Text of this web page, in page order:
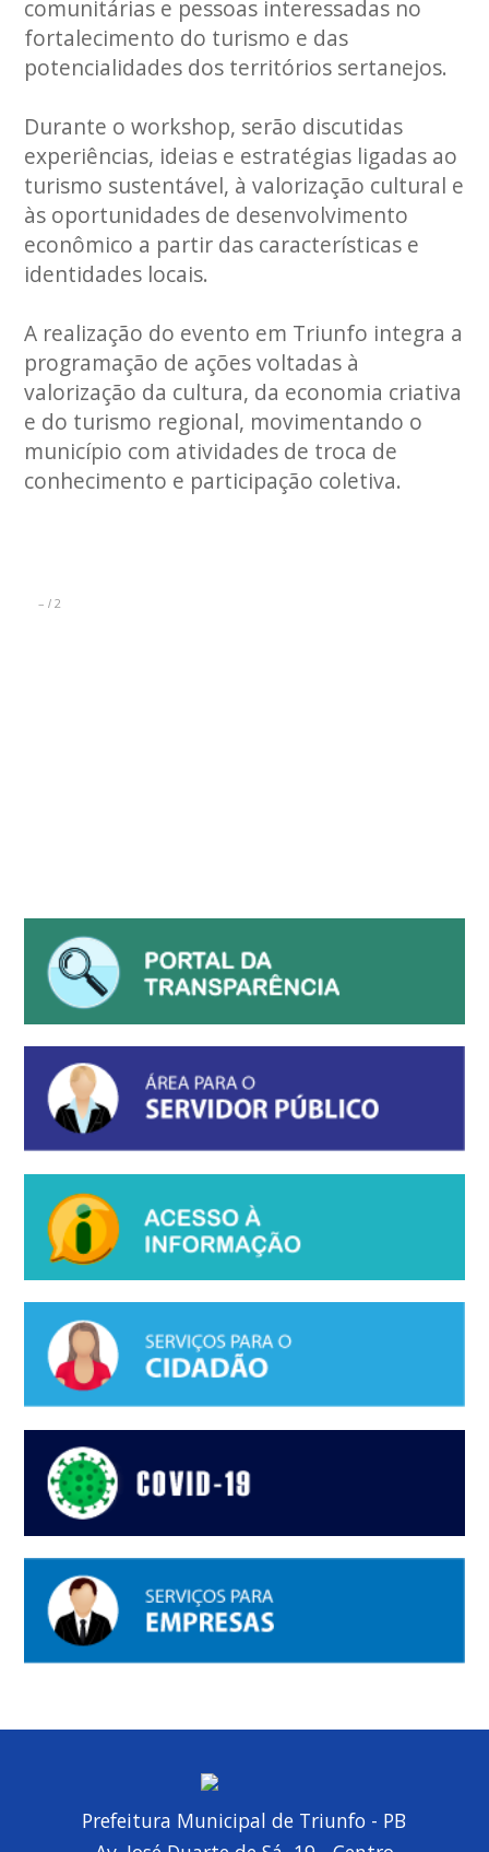
comunitárias e pessoas interessadas no
fortalecimento do turismo e das
potencialidades dos territórios sertanejos.
Durante o workshop, serão discutidas
experiências, ideias e estratégias ligadas ao
turismo sustentável, à valorização cultural e
às oportunidades de desenvolvimento
econômico a partir das características e
identidades locais.
A realização do evento em Triunfo integra a
programação de ações voltadas à
valorização da cultura, da economia criativa
e do turismo regional, movimentando o
município com atividades de troca de
conhecimento e participação coletiva.
– /2
Prefeitura Municipal de Triunfo - PB